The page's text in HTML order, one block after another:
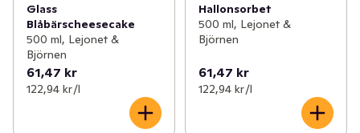
Glass
Blåbärscheesecake
500 ml, Lejonet &
Björnen
61,47 kr
122,94 kr /l
Hallonsorbet
500 ml, Lejonet &
Björnen
61,47 kr
122,94 kr /l